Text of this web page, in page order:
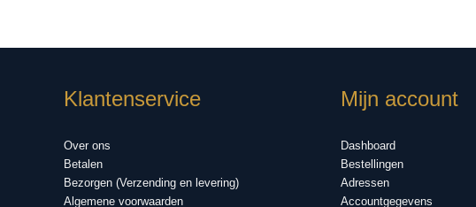
Klantenservice
Over ons
Betalen
Bezorgen (Verzending en levering)
Algemene voorwaarden
Mijn account
Dashboard
Bestellingen
Adressen
Accountgegevens